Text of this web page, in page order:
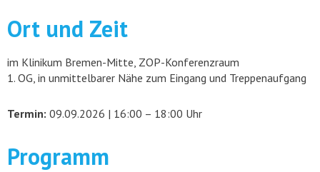
Ort und Zeit
im Klinikum Bremen-Mitte, ZOP-Konferenzraum
1. OG, in unmittelbarer Nähe zum Eingang und Treppenaufgang
Termin: 09.09.2026 | 16:00 – 18:00 Uhr
Programm